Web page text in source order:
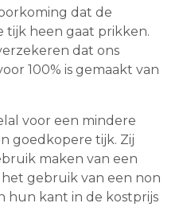
dat de
tijk heen gaat prikken.
dat ons
100% is gemaakt van
voor een mindere
goedkopere tijk. Zij
maken van een
gebruik van een non
hun kant in de kostprijs